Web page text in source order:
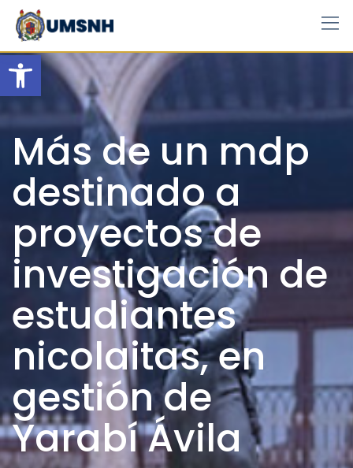
Open toolbar
Skip
content
Más de un mdp
destinado a
proyectos de
investigación de
estudiantes
nicolaitas, en
gestión de
Yarabí Ávila